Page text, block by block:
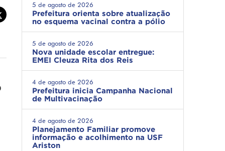
5 de agosto de 2026
Prefeitura orienta sobre atualização
no esquema vacinal contra a pólio
5 de agosto de 2026
Nova unidade escolar entregue:
EMEI Cleuza Rita dos Reis
4 de agosto de 2026
Prefeitura inicia Campanha Nacional
de Multivacinação
4 de agosto de 2026
Planejamento Familiar promove
informação e acolhimento na USF
Ariston